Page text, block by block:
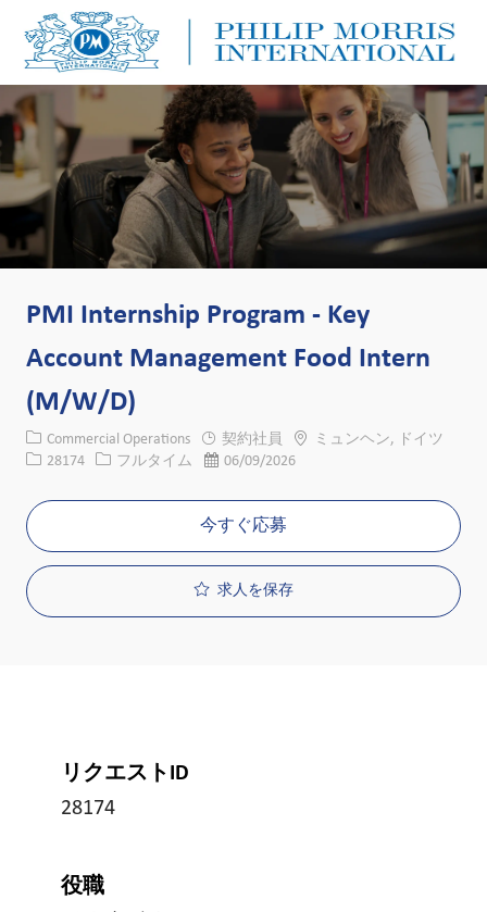
PMI Internship Program - Key
Account Management Food Intern
(M/W/D)
カテゴリー
Commercial Operations 契約社員 場所ミュンヘン, ドイツ
求人ID
28174 役職フルタイム 投稿日06/09/2026
今すぐ応募
求人を保存
リクエストID
28174
役職